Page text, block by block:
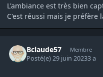
L'ambiance est très bien
C'est réussi mais je préfère
Bclaude57 Membre
Posté(e)29 juin 20233 a